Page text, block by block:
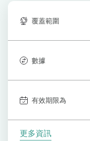
覆蓋範圍
數據
有效期限為
更多資訊